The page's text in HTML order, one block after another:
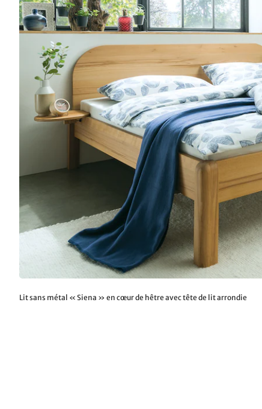
Lit sans métal « Siena » en cœur de hêtre avec tête de lit arrondie